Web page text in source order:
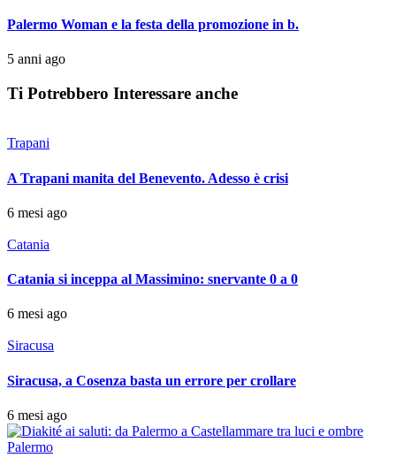
Palermo Woman e la festa della promozione in b.
5 anni ago
Ti Potrebbero Interessare anche
Trapani
A Trapani manita del Benevento. Adesso è crisi
6 mesi ago
Catania
Catania si inceppa al Massimino: snervante 0 a 0
6 mesi ago
Siracusa
Siracusa, a Cosenza basta un errore per crollare
6 mesi ago
Palermo